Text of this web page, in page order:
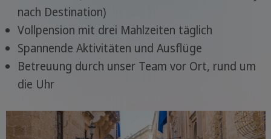
nach Destination)
Vollpension mit drei Mahlzeiten täglich
Spannende Aktivitäten und Ausflüge
Betreuung durch unser Team vor Ort, rund um
die Uhr